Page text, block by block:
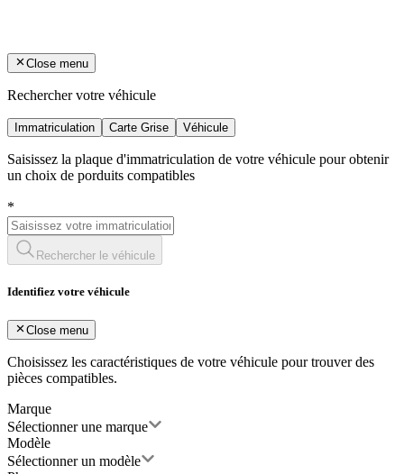
Close menu
Rechercher votre véhicule
Immatriculation Carte Grise Véhicule
Saisissez la plaque d'immatriculation de votre véhicule pour obtenir
un choix de porduits compatibles
*
Rechercher le véhicule
Identifiez votre véhicule
Close menu
Choisissez les caractéristiques de votre véhicule pour trouver des
pièces compatibles.
Marque
Sélectionner une marque
Modèle
Sélectionner un modèle